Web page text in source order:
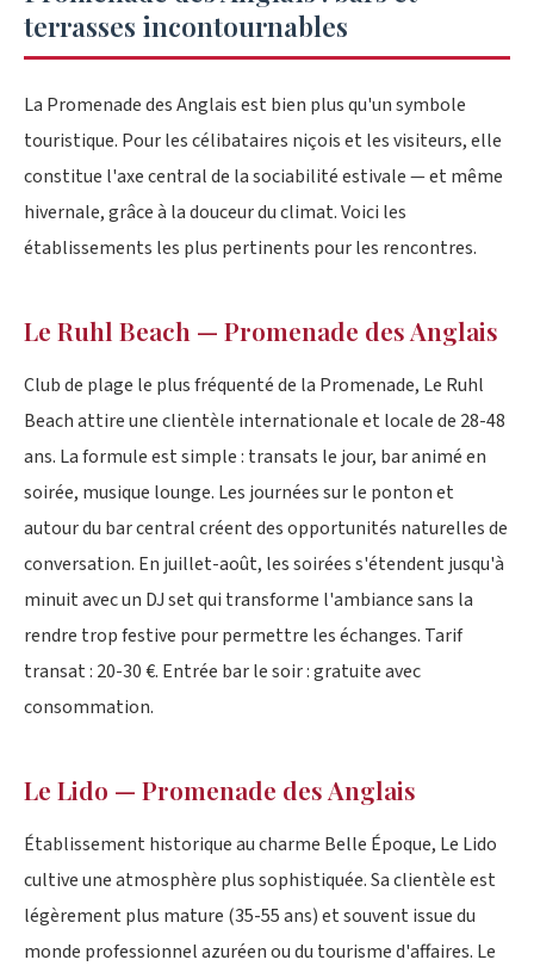
terrasses incontournables
La Promenade des Anglais est bien plus qu'un symbole
touristique. Pour les célibataires niçois et les visiteurs, elle
constitue l'axe central de la sociabilité estivale — et même
hivernale, grâce à la douceur du climat. Voici les
établissements les plus pertinents pour les rencontres.
Le Ruhl Beach — Promenade des Anglais
Club de plage le plus fréquenté de la Promenade, Le Ruhl
Beach attire une clientèle internationale et locale de 28-48
ans. La formule est simple : transats le jour, bar animé en
soirée, musique lounge. Les journées sur le ponton et
autour du bar central créent des opportunités naturelles de
conversation. En juillet-août, les soirées s'étendent jusqu'à
minuit avec un DJ set qui transforme l'ambiance sans la
rendre trop festive pour permettre les échanges. Tarif
transat : 20-30 €. Entrée bar le soir : gratuite avec
consommation.
Le Lido — Promenade des Anglais
Établissement historique au charme Belle Époque, Le Lido
cultive une atmosphère plus sophistiquée. Sa clientèle est
légèrement plus mature (35-55 ans) et souvent issue du
monde professionnel azuréen ou du tourisme d'affaires. Le